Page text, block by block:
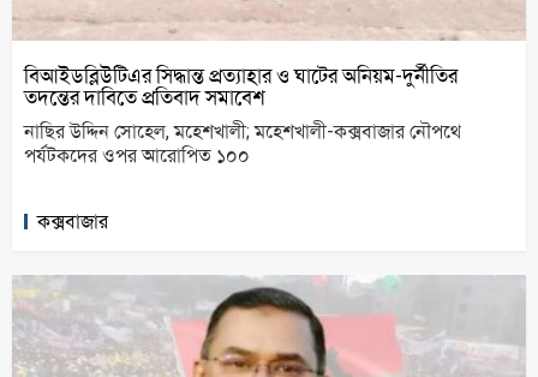
বিআইডব্লিউটিএর সিদ্ধান্ত প্রত্যাহার ও ঘাটের অনিয়ম-দুর্নীতির
তদন্তের দাবিতে প্রতিবাদ সমাবেশ
নাছির উদ্দিন সোহেল, মহেশখালী; মহেশখালী-কক্সবাজার নৌপথে
পর্যটকদের ওপর আরোপিত ১০০
কক্সবাজার